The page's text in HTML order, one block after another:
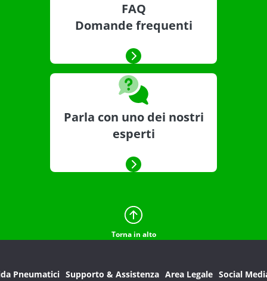
FAQ
Domande frequenti
Parla con uno dei nostri
esperti
Torna in alto
Pneumatici Supporto & Assistenza Area Legale Social